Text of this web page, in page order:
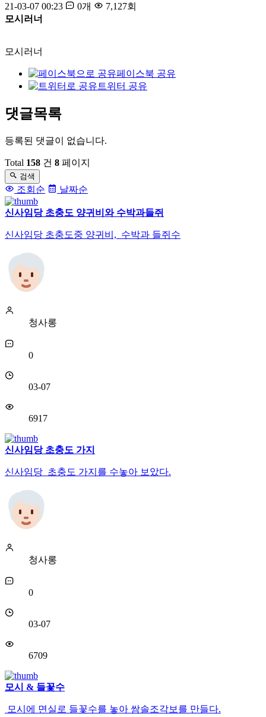
21-03-07 00:23
0개
7,127회
모시러너
모시러너
페이스북 공유
트위터 공유
댓글목록
등록된 댓글이 없습니다.
Total 158 건 8 페이지
검색
조회순 날짜순
신사임당 초충도 양귀비와 수박과들쥐
신사임당 초충도중 양귀비, 수박과 들쥐수
청사롱
0
03-07
6917
신사임당 초충도 가지
신사임당 초충도 가지를 수놓아 보았다.
청사롱
0
03-07
6709
모시 & 들꽃수
모시에 면실로 들꽃수를 놓아 쌈솔조각보를 만들다.